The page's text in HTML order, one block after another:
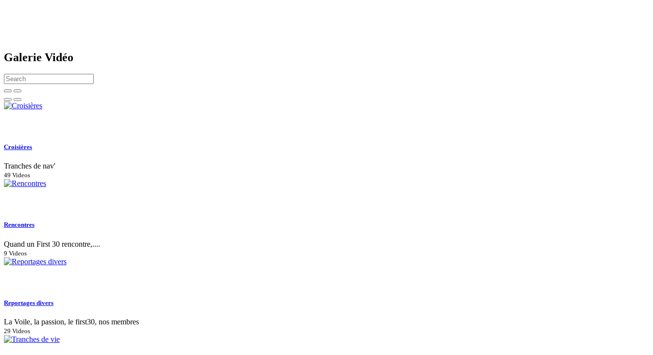
Galerie Vidéo
Croisières
Tranches de nav'
49 Videos
Rencontres
Quand un First 30 rencontre,....
9 Videos
Reportages divers
La Voile, la passion, le first30, nos membres
29 Videos